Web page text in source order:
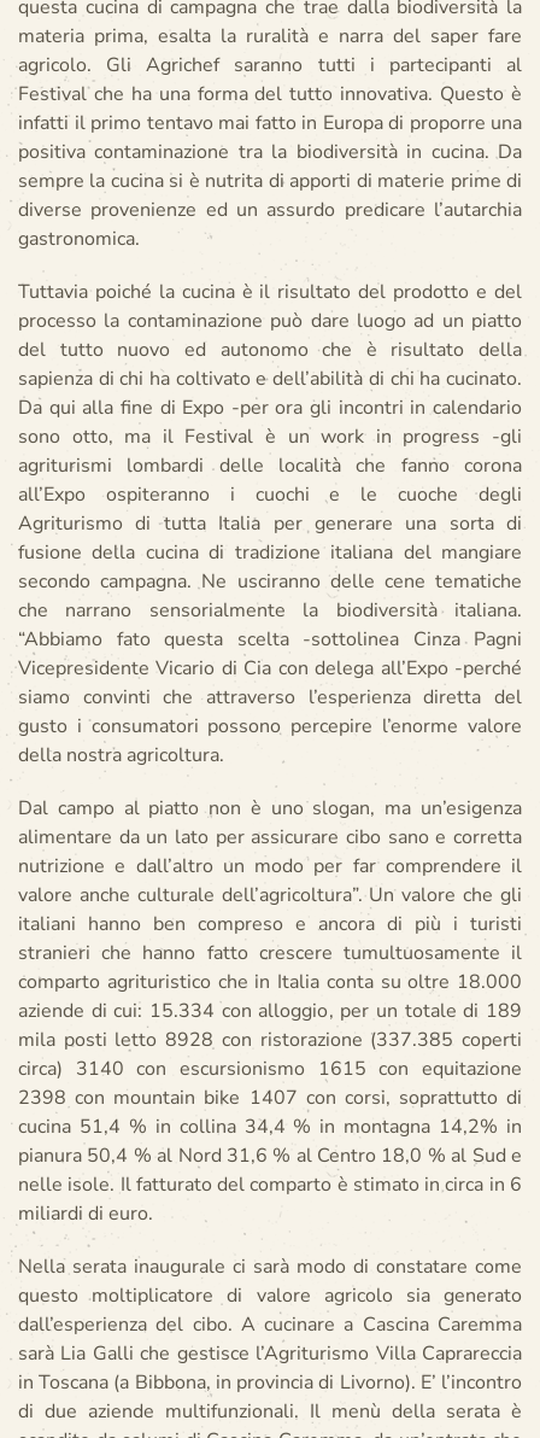
questa cucina di campagna che trae dalla biodiversità la
materia prima, esalta la ruralità e narra del saper fare
agricolo. Gli Agrichef saranno tutti i partecipanti al
Festival che ha una forma del tutto innovativa. Questo è
infatti il primo tentavo mai fatto in Europa di proporre una
positiva contaminazione tra la biodiversità in cucina. Da
sempre la cucina si è nutrita di apporti di materie prime di
diverse provenienze ed un assurdo predicare l’autarchia
gastronomica.
Tuttavia poiché la cucina è il risultato del prodotto e del
processo la contaminazione può dare luogo ad un piatto
del tutto nuovo ed autonomo che è risultato della
sapienza di chi ha coltivato e dell’abilità di chi ha cucinato.
Da qui alla fine di Expo -per ora gli incontri in calendario
sono otto, ma il Festival è un work in progress -gli
agriturismi lombardi delle località che fanno corona
all’Expo ospiteranno i cuochi e le cuoche degli
Agriturismo di tutta Italia per generare una sorta di
fusione della cucina di tradizione italiana del mangiare
secondo campagna. Ne usciranno delle cene tematiche
che narrano sensorialmente la biodiversità italiana.
“Abbiamo fato questa scelta -sottolinea Cinza Pagni
Vicepresidente Vicario di Cia con delega all’Expo -perché
siamo convinti che attraverso l’esperienza diretta del
gusto i consumatori possono percepire l’enorme valore
della nostra agricoltura.
Dal campo al piatto non è uno slogan, ma un’esigenza
alimentare da un lato per assicurare cibo sano e corretta
nutrizione e dall’altro un modo per far comprendere il
valore anche culturale dell’agricoltura”. Un valore che gli
italiani hanno ben compreso e ancora di più i turisti
stranieri che hanno fatto crescere tumultuosamente il
comparto agrituristico che in Italia conta su oltre 18.000
aziende di cui: 15.334 con alloggio, per un totale di 189
mila posti letto 8928 con ristorazione (337.385 coperti
circa) 3140 con escursionismo 1615 con equitazione
2398 con mountain bike 1407 con corsi, soprattutto di
cucina 51,4 % in collina 34,4 % in montagna 14,2% in
pianura 50,4 % al Nord 31,6 % al Centro 18,0 % al Sud e
nelle isole. Il fatturato del comparto è stimato in circa in 6
miliardi di euro.
Nella serata inaugurale ci sarà modo di constatare come
questo moltiplicatore di valore agricolo sia generato
dall’esperienza del cibo. A cucinare a Cascina Caremma
sarà Lia Galli che gestisce l’Agriturismo Villa Caprareccia
in Toscana (a Bibbona, in provincia di Livorno). E’ l’incontro
di due aziende multifunzionali. Il menù della serata è